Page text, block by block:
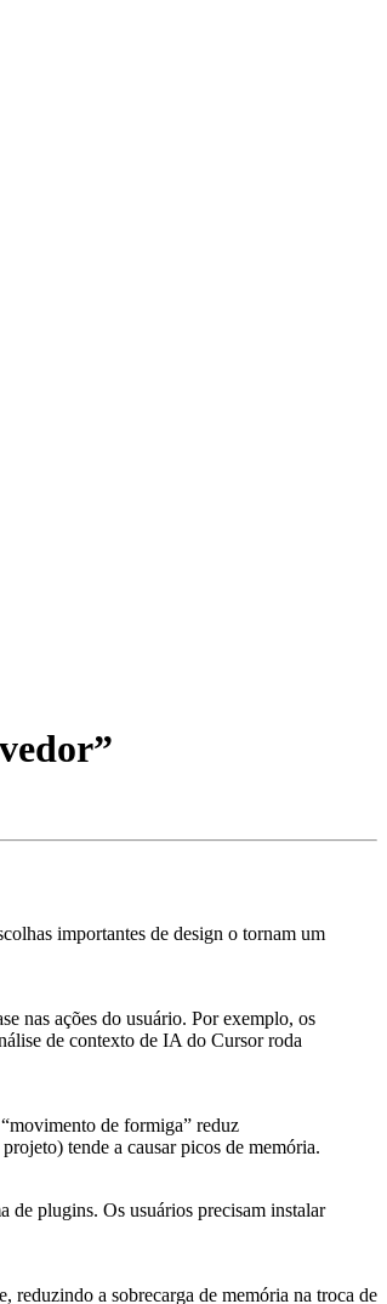
importantes de design o tornam um
nas ações do usuário. Por exemplo, os
de contexto de IA do Cursor roda
de formiga” reduz
tende a causar picos de memória.
de plugins. Os usuários precisam instalar
reduzindo a sobrecarga de memória na troca de